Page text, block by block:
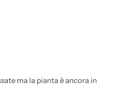
ma la pianta è ancora in